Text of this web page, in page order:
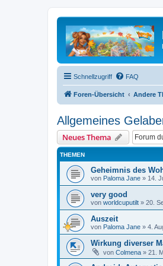
Schnellzugriff FAQ
Foren-Übersicht Andere
Allgemeines
Neues Thema
THEMEN
Geheimnis des
von Paloma Jane » 14.
very good
von worldcuputilt » 20.
Auszeit
von Paloma Jane » 4.
Wirkung diverser
von Colmena » 21.